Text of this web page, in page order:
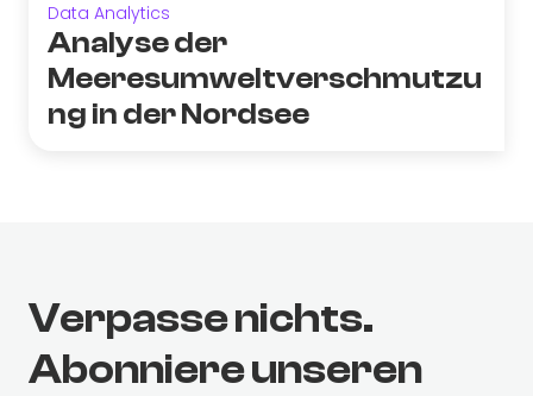
Data Analytics
Analyse der
Meeresumweltverschmutzu
ng in der Nordsee
Verpasse nichts.
Abonniere unseren